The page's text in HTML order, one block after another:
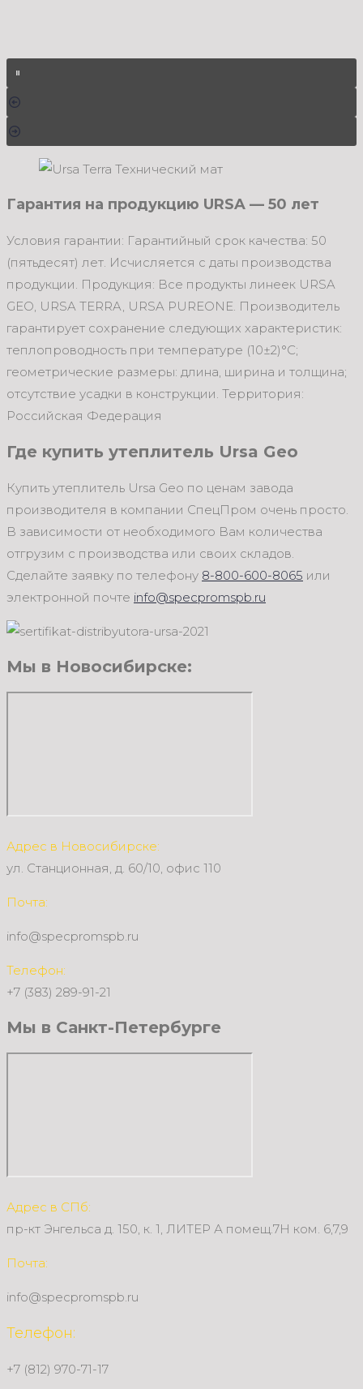
Гарантия на продукцию URSA — 50 лет
Условия гарантии: Гарантийный срок качества: 50
(пятьдесят) лет. Исчисляется с даты производства
продукции. Продукция: Все продукты линеек URSA
GEO, URSA TERRA, URSA PUREONE. Производитель
гарантирует сохранение следующих характеристик:
теплопроводность при температуре (10±2)°С;
геометрические размеры: длина, ширина и толщина;
отсутствие усадки в конструкции. Территория:
Российская Федерация
Где купить утеплитель Ursa Geo
Купить утеплитель Ursa Geo по ценам завода
производителя в компании СпецПром очень просто.
В зависимости от необходимого Вам количества
отгрузим с производства или своих складов.
Сделайте заявку по телефону 8-800-600-8065 или
электронной почте info@specpromspb.ru
Мы в Новосибирске:
Адрес в Новосибирске:
ул. Станционная, д. 60/10, офис 110
Почта:
info@specpromspb.ru
Телефон:
+7 (383) 289-91-21
Мы в Санкт-Петербурге
Адрес в СПб:
пр-кт Энгельса д. 150, к. 1, ЛИТЕР А помещ.7Н ком. 6,7,9
Почта:
info@specpromspb.ru
Телефон:
+7 (812) 970-71-17